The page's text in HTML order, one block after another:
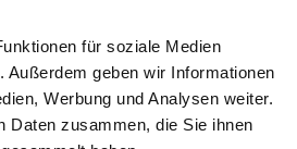
für soziale Medien
geben wir Informationen
Werbung und Analysen weiter.
Daten zusammen, die Sie ihnen